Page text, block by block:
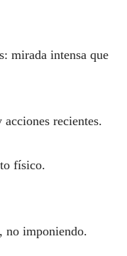
mirada intensa que
recientes.
físico.
no imponiendo.